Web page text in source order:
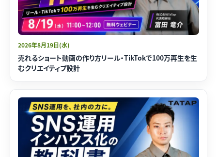
2026年8月19日(水)
売れるショート動画の作り方リール・TikTokで100万再生を生
むクリエイティブ設計